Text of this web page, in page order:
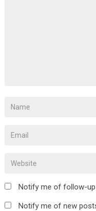
Notify me of follow-up
Notify me of new